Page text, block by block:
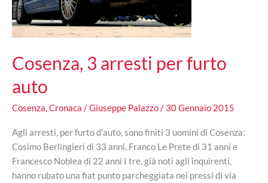
Cosenza, 3 arresti per furto
auto
Cosenza,Cronaca /Giuseppe Palazzo/ 30 Gennaio 2015
Agli arresti, per furto d’auto, sono finiti 3 uomini di Cosenza:
Cosimo Berlingieri di 33 anni, Franco Le Prete di 31 anni e
Francesco Noblea di 22 anni I tre, già noti agli inquirenti,
hanno rubato una fiat punto parcheggiata nei pressi di via